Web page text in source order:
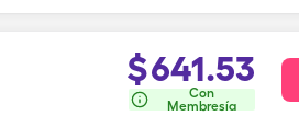
$641.53
Con
Membresía